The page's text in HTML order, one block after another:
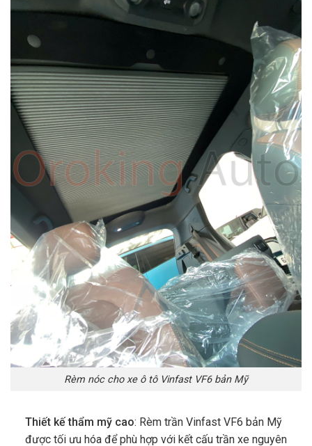
Rèm nóc cho xe ô tô Vinfast VF6 bản Mỹ
Thiết kế thẩm mỹ cao: Rèm trần Vinfast VF6 bản Mỹ
được tối ưu hóa để phù hợp với kết cấu trần xe nguyên